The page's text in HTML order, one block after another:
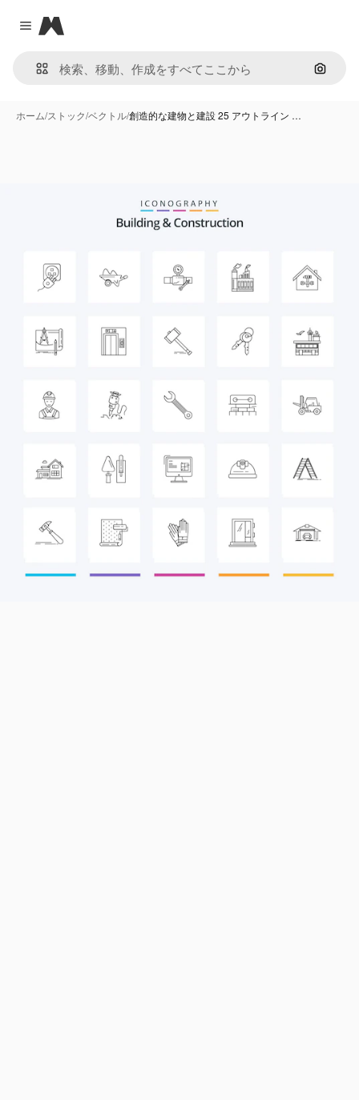
Close menu
Magnific
画像で
ホーム/ストック/ベクトル/創造的な建物と建設 25 アウトライン …